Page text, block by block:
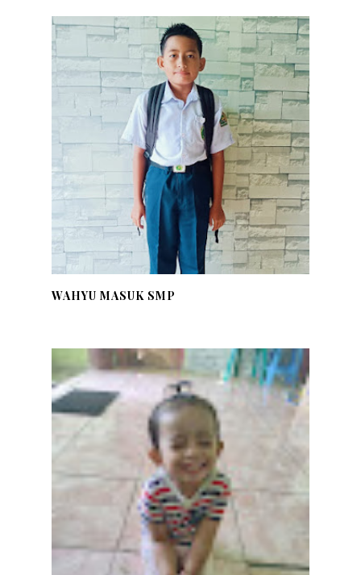
WAHYU MASUK SMP